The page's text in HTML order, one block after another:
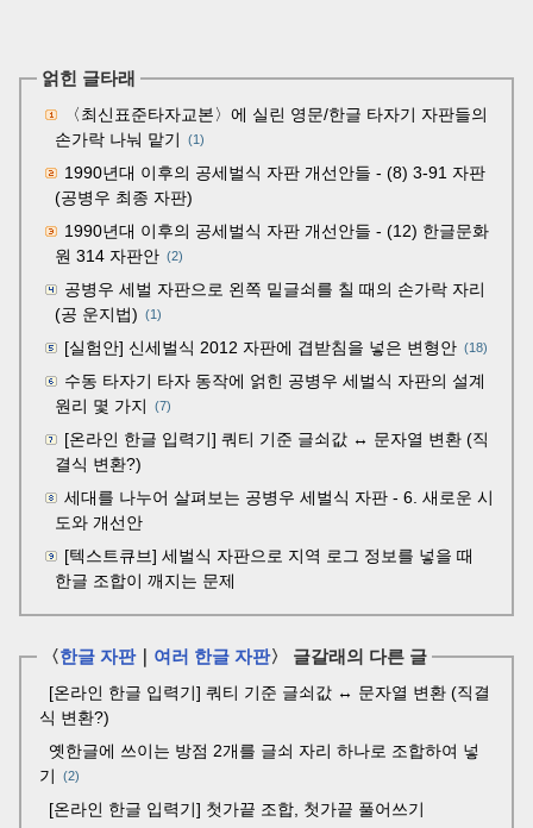
얽힌 글타래
〈최신표준타자교본〉에 실린 영문/한글 타자기 자판들의
손가락 나눠 맡기
(1)
1990년대 이후의 공세벌식 자판 개선안들 - (8) 3-91 자판
(공병우 최종 자판)
1990년대 이후의 공세벌식 자판 개선안들 - (12) 한글문화
원 314 자판안 (2)
공병우 세벌 자판으로 왼쪽 밑글쇠를 칠 때의 손가락 자리
(공 운지법) (1)
[실험안] 신세벌식 2012 자판에 겹받침을 넣은 변형안 (18)
수동 타자기 타자 동작에 얽힌 공병우 세벌식 자판의 설계
원리 몇 가지
(7)
[온라인 한글 입력기] 쿼티 기준 글쇠값 ↔ 문자열 변환 (직
결식 변환?)
세대를 나누어 살펴보는 공병우 세벌식 자판 - 6. 새로운 시
도와 개선안
[텍스트큐브] 세벌식 자판으로 지역 로그 정보를 넣을 때
한글 조합이 깨지는 문제
〈한글 자판｜ 여러 한글 자판〉 글갈래의 다른 글
[온라인 한글 입력기] 쿼티 기준 글쇠값 ↔ 문자열 변환 (직결
식 변환?)
옛한글에 쓰이는 방점 2개를 글쇠 자리 하나로 조합하여 넣
기
2
[온라인 한글 입력기] 첫가끝 조합, 첫가끝 풀어쓰기